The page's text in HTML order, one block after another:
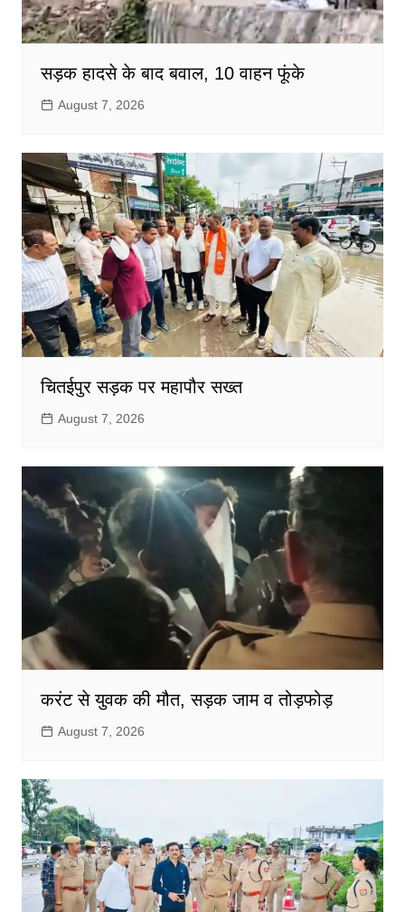
सड़क हादसे के बाद बवाल, 10 वाहन फूंके
August 7, 2026
चितईपुर सड़क पर महापौर सख्त
August 7, 2026
करंट से युवक की मौत, सड़क जाम व तोड़फोड़
August 7, 2026